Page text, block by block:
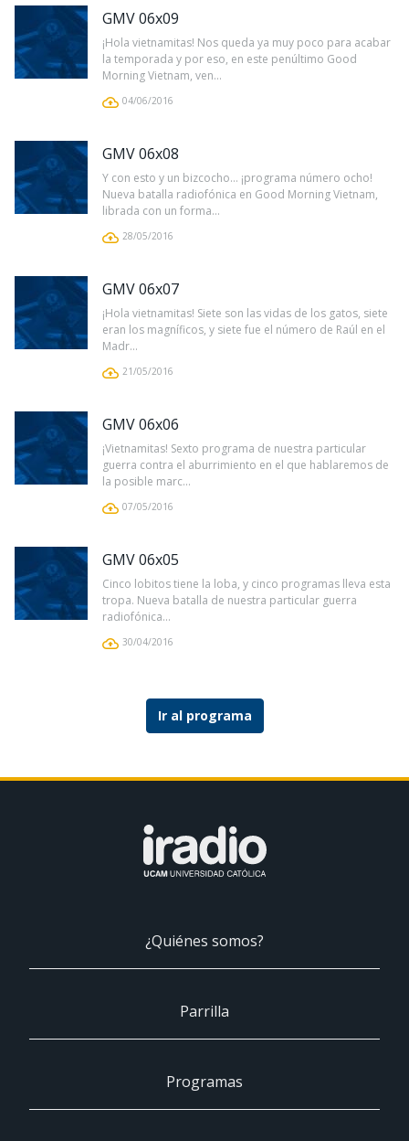
GMV 06x09
¡Hola vietnamitas! Nos queda ya muy poco para acabar
la temporada y por eso, en este penúltimo Good
Morning Vietnam, ven...
04/06/2016
GMV 06x08
Y con esto y un bizcocho… ¡programa número ocho!
Nueva batalla radiofónica en Good Morning Vietnam,
librada con un forma...
28/05/2016
GMV 06x07
¡Hola vietnamitas! Siete son las vidas de los gatos, siete
eran los magníficos, y siete fue el número de Raúl en el
Madr...
21/05/2016
GMV 06x06
¡Vietnamitas! Sexto programa de nuestra particular
guerra contra el aburrimiento en el que hablaremos de
la posible marc...
07/05/2016
GMV 06x05
Cinco lobitos tiene la loba, y cinco programas lleva esta
tropa. Nueva batalla de nuestra particular guerra
radiofónica...
30/04/2016
Ir al programa
¿Quiénes somos?
Parrilla
Programas